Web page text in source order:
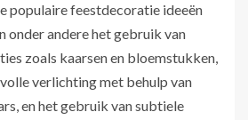
populaire feestdecoratie ideeën
onder andere het gebruik van
zoals kaarsen en bloemstukken,
verlichting met behulp van
en het gebruik van subtiele